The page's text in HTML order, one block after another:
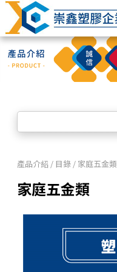
產品介紹 / 目錄 / 家庭五金類
家庭五金類